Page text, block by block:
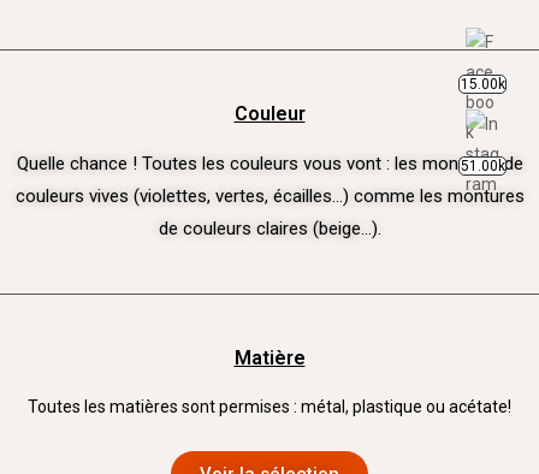
Couleur
Quelle chance ! Toutes les couleurs vous vont : les montures de
couleurs vives (violettes, vertes, écailles…) comme les montures
de couleurs claires (beige…).
Matière
Toutes les matières sont permises : métal, plastique ou acétate!
15.00k
51.00k